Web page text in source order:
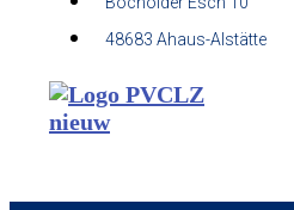
48683 Ahaus-Alstätte